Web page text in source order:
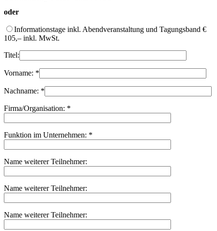
oder
Informationstage inkl. Abendveranstaltung und Tagungsband €
105,– inkl. MwSt.
Titel:
Vorname: *
Nachname: *
Firma/Organisation: *
Funktion im Unternehmen: *
Name weiterer Teilnehmer:
Name weiterer Teilnehmer:
Name weiterer Teilnehmer: